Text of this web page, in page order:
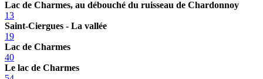
Lac de Charmes, au débouché du ruisseau de Chardonnoy
13
Saint-Ciergues - La vallée
19
Lac de Charmes
40
Le lac de Charmes